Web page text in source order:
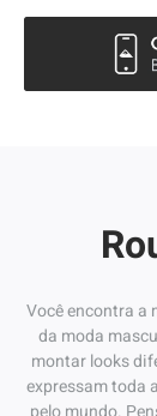
Você encontra a
da moda
montar looks
expressam toda